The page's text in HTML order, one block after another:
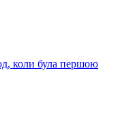
коли була першою